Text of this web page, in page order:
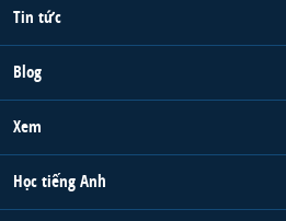
Tin tức
Blog
Xem
Học tiếng Anh